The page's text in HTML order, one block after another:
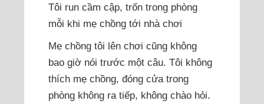
Tôi run cầm cập, trốn trong phòng
mỗi khi mẹ chồng tới nhà chơi
Mẹ chồng tôi lên chơi cũng không
bao giờ nói trước một câu. Tôi không
thích mẹ chồng, đóng cửa trong
phòng không ra tiếp, không chào hỏi.